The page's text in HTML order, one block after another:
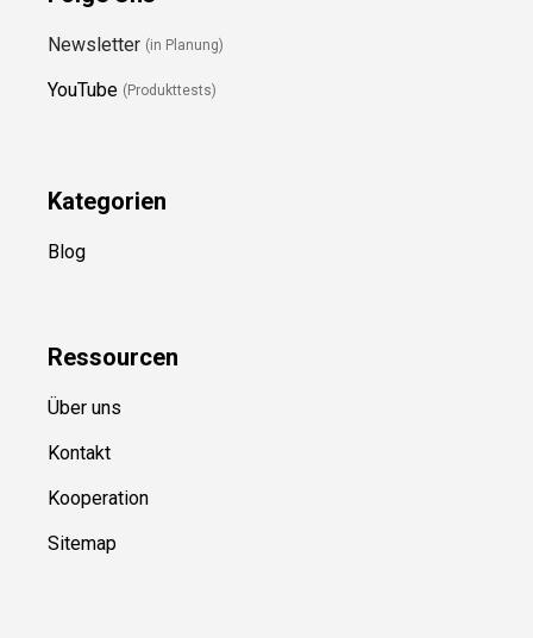
Newsletter (in Planung)
YouTube (Produkttests)
Kategorien
Blog
Ressourcen
Über uns
Kontakt
Kooperation
Sitemap